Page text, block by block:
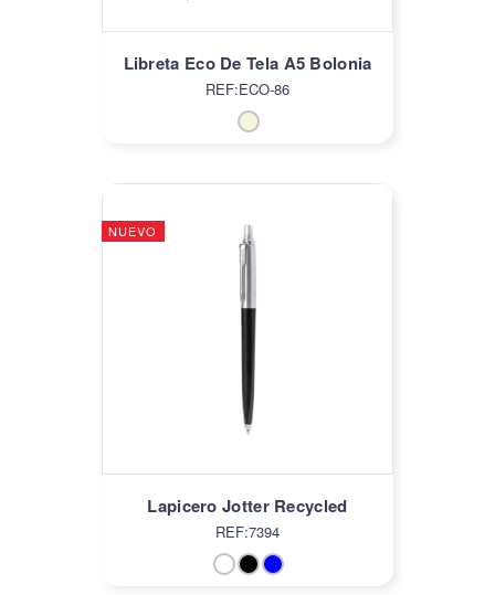
Libreta Eco De Tela A5 Bolonia
REF:ECO-86
NUEVO
Lapicero Jotter Recycled
REF:7394